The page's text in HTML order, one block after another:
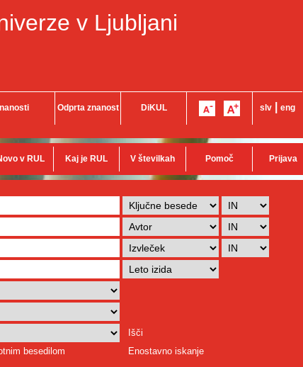
v Ljubljani
Odprta znanost DiKUL slv eng
v RUL Kaj je RUL V številkah Pomoč Prijava
Išči
besedilom
Enostavno iskanje